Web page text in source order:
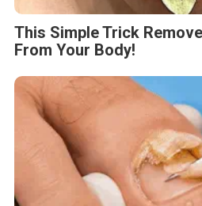
This Simple Trick
From Your Body!